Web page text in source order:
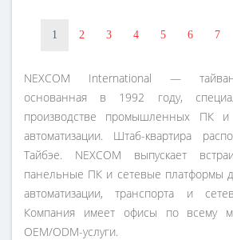
1 2 3 4 5 6 7
NEXCOM International —
основанная в 1992 году,
производстве промышленных ПК
автоматизации. Штаб-квартира
Тайбэе. NEXCOM выпускает
панельные ПК и сетевые платформы
автоматизации, транспорта и
Компания имеет офисы по всему
OEM/ODM-услуги.